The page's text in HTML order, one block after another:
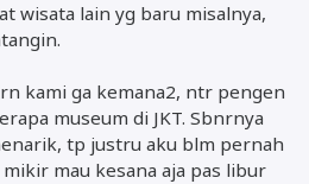
wisata lain yg baru misalnya,
kami ga kemana2, ntr pengen
museum di JKT. Sbnrnya
tp justru aku blm pernah
mau kesana aja pas libur